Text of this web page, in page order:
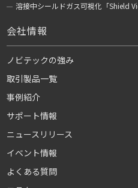
溶接中シールドガス可視化「Shield
会社情報
ノビテックの強み
取引製品一覧
事例紹介
サポート情報
ニュースリリース
イベント情報
よくある質問